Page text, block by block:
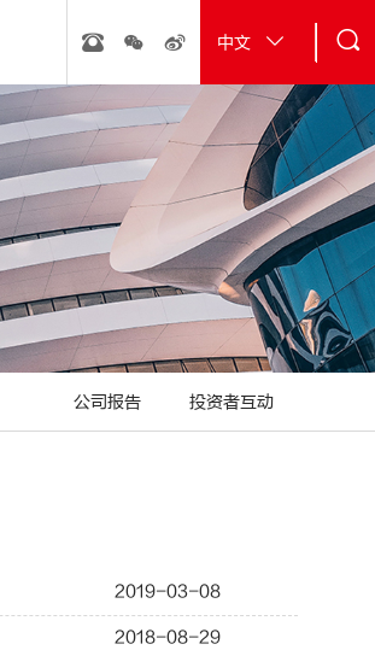
· 新能源 · 雨虹管 · 金丝楠膜
中文
公司报告 投资者互动
2019-03-08
2018-08-29